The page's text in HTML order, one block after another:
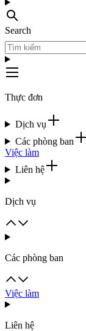
Search
Thực đơn
Dịch vụ
Các phòng ban
Việc làm
Liên hệ
Dịch vụ
Các phòng ban
Việc làm
Liên hệ